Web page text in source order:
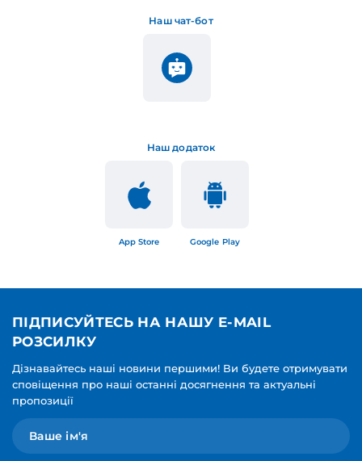
Наш додаток
App Store Google Play
Наш чат-бот
ПІДПИСУЙТЕСЬ НА НАШУ E-MAIL
РОЗСИЛКУ
Дізнавайтесь наші новини першими! Ви будете отримувати
сповіщення про наші останні досягнення та актуальні
пропозиції